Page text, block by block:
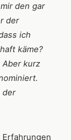
den gar
der
ich
käme?
Aber kurz
der